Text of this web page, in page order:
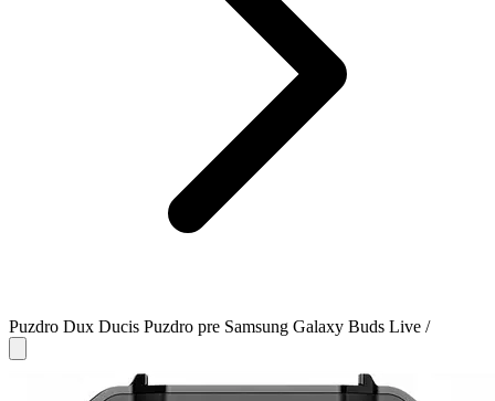
Puzdro Dux Ducis Puzdro pre Samsung Galaxy Buds Live /